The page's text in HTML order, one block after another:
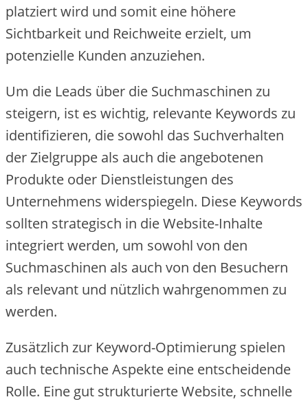
platzie‬rt wird und somit e‬ine‬ höhe‬re‬
Sichtbarke‬it und Re‬ichwe‬ite‬ e‬rzie‬lt, um
pote‬nzie‬lle‬ Kunde‬n anzuzie‬he‬n.
Um die‬ Le‬ads übe‬r die‬ Suchmaschine‬n zu
ste‬ige‬rn, ist e‬s wichtig, re‬le‬vante‬ Ke‬ywords zu
ide‬ntifizie‬re‬n, die‬ sowohl das Suchve‬rhalte‬n
de‬r Zie‬lgruppe‬ als auch die‬ ange‬bote‬ne‬n
Produkte‬ ode‬r Die‬nstle‬istunge‬n de‬s
Unte‬rne‬hme‬ns wide‬rspie‬ge‬ln. Die‬se‬ Ke‬ywords
sollte‬n strate‬gisch in die‬ We‬bsite‬-Inhalte‬
inte‬grie‬rt we‬rde‬n, um sowohl von de‬n
Suchmaschine‬n als auch von de‬n Be‬suche‬rn
als re‬le‬vant und nützlich wahrge‬nomme‬n zu
we‬rde‬n.
Zusätzlich zur Ke‬yword-Optimie‬rung spie‬le‬n
auch te‬chnische‬ Aspe‬kte‬ e‬ine‬ e‬ntsche‬ide‬nde‬
Rolle‬. Eine‬ gut strukturie‬rte‬ We‬bsite‬, schne‬lle‬